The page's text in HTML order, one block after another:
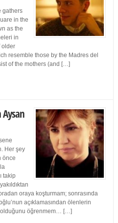
gathers
in the
as the
in
older
resemble those by the Madres del
of the mothers (and […]
Her şey
önce
takip
oraya koşturmam; sonrasında
açıklamasından ölenlerin
olduğunu öğrenmem… […]